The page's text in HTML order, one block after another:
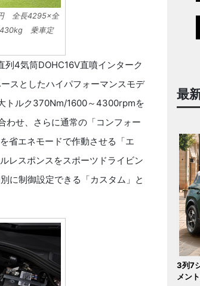
全長4295×全
乗車定
4気筒DOHC16V直噴インターク
スとしたハイパフォーマンスモデ
トルク370Nm/1600～4300rpmを
わせ、さらに通常の「コンフォー
省エネモードで作動させる「エ
レスポンスをスポーツドライビン
に制御設定できる「カスタム」と
最
3列7
メン